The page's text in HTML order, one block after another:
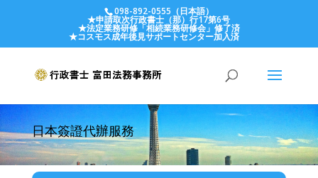
098-892-0555（日本語）
★申請取次行政書士（那）行17第6号
★法定業務研修「相続業務研修会」修了済
★コスモス成年後見サポートセンター加入済
日本簽證代辦服務